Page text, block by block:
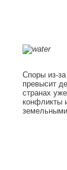
Споры из-
превысит
странах
конфликты